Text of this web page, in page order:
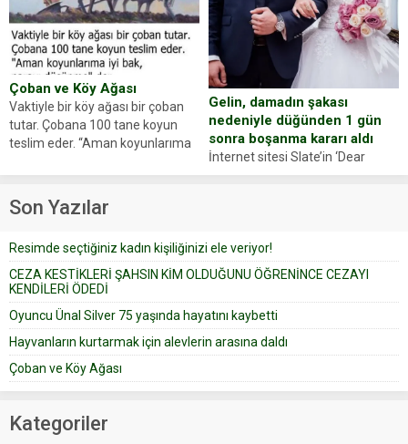
sosyal medya hesabında “Usta
Oyuncumuz ve çok değerli
dostumuz...
Yüzünde ve ellerinde yanıklar
oluşan Demir, kâbus dolu anları
anlattı… Merkeze bağlı...
Çoban ve Köy Ağası
Vaktiyle bir köy ağası bir çoban
tutar. Çobana 100 tane koyun
teslim eder. “Aman koyunlarıma
Çoban koyunları alır gider. Aylar...
Gelin, damadın şakası
nedeniyle düğünden 1 gün
sonra boşanma kararı aldı
İnternet sitesi Slate’in ‘Dear
Prudence’ isimli tavsiye köşesine
yapıştırdığı için düğünden...
Son Yazılar
Resimde seçtiğiniz kadın kişiliğinizi ele veriyor!
CEZA KESTİKLERİ ŞAHSIN KİM OLDUĞUNU ÖĞRENİNCE CEZAYI
KENDİLERİ ÖDEDİ
Oyuncu Ünal Silver 75 yaşında hayatını kaybetti
Hayvanların kurtarmak için alevlerin arasına daldı
Çoban ve Köy Ağası
Kategoriler